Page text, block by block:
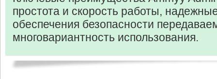
простота и скорость работы,
обеспечения безопасности
многовариантность использования.